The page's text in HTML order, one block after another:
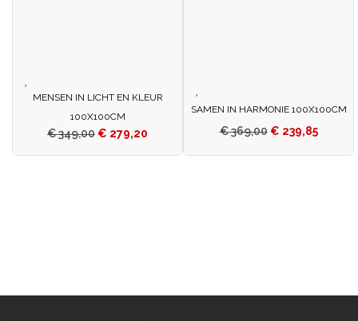
MENSEN IN LICHT EN KLEUR
100X100CM
€349,00 € 279,20
SAMEN IN HARMONIE 100X100CM
€369,00 € 239,85